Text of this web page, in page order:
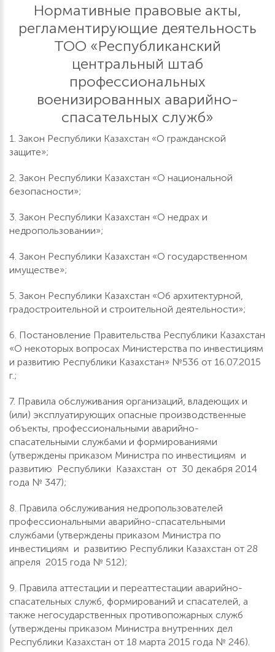
Нормативные правовые акты,
регламентирующие деятельность
ТОО «Республиканский
центральный штаб
профессиональных
военизированных аварийно-
спасательных служб»
1. Закон Республики Казахстан «О гражданской
защите»;
2. Закон Республики Казахстан «О национальной
безопасности»;
3. Закон Республики Казахстан «О недрах и
недропользовании»;
4. Закон Республики Казахстан «О государственном
имуществе»;
5. Закон Республики Казахстан «Об архитектурной,
градостроительной и строительной деятельности»;
6. Постановление Правительства Республики Казахстан
«О некоторых вопросах Министерства по инвестициям
и развитию Республики Казахстан» №536 от 16.07.2015
г.;
7. Правила обслуживания организаций, владеющих и
(или) эксплуатирующих опасные производственные
объекты, профессиональными аварийно-
спасательными службами и формированиями
(утверждены приказом Министра по инвестициям и
развитию Республики Казахстан от 30 декабря 2014
года № 347);
8. Правила обслуживания недропользователей
профессиональными аварийно-спасательными
службами (утверждены приказом Министра по
инвестициям и развитию Республики Казахстан от 28
апреля 2015 года № 512);
9. Правила аттестации и переаттестации аварийно-
спасательных служб, формирований и спасателей, а
также негосударственных противопожарных служб
(утверждены приказом Министра внутренних дел
Республики Казахстан от 18 марта 2015 года № 246).